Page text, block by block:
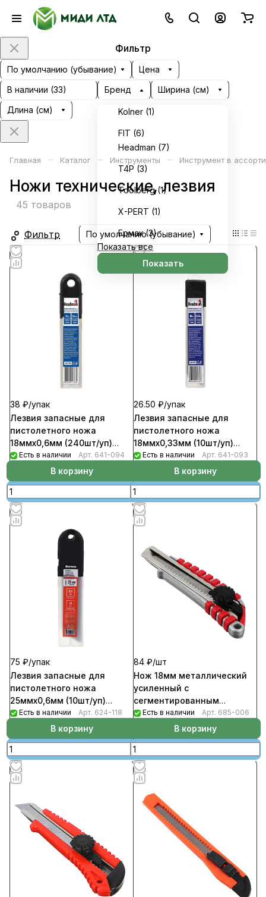
Фильтр
По умолчанию (убывание)
Цена
В наличии (33) Бренд
Kolner (1)
FIT (6)
Headman (7)
T4P (3)
Toolberg (1)
X-PERT (1)
Ермак (3)
Показать все
Показать
Ширина (см)
Длина (см)
Главная – Каталог – Инструменты – Инструмент в
Ножи технические, лезвия
45 товаров
Фильтр По умолчанию (убывание)
38 ₽/упак
Лезвия запасные для
пистолетного ножа
18ммх0,6мм (240шт/уп)
HEADMAN
Есть в наличии Арт. 641-094
В корзину
26.50 ₽/упак
Лезвия запасные для
пистолетного ножа
18ммх0,33мм (10шт/уп)
HEADMAN
Есть в наличии Арт. 641-093
В корзину
75 ₽/упак
Лезвия запасные для
пистолетного ножа
25ммх0,6мм (10шт/уп)
Ермак
Есть в наличии Арт. 624-118
В корзину
84 ₽/шт
Нож 18мм металлический
усиленный с
сегментированным
лезвием круглый фиксатор
HEADMAN
Есть в наличии Арт. 685-006
В корзину